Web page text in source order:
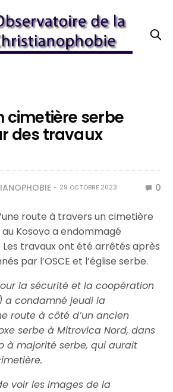
cimetière serbe
des travaux
29 OCTOBRE 2023 0
route à travers un cimetière
Kosovo a endommagé
Les travaux ont été arrêtés après
par l’OSCE et l’église serbe.
la sécurité et la coopération
a condamné jeudi la
route à côté d’un ancien
serbe à Mitrovica Nord, dans
à majorité serbe, qui aurait
voir les images de la